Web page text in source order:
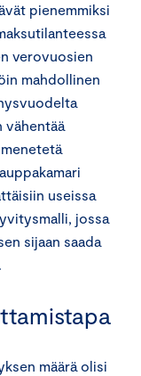
pienemmiksi
verovuosien
mahdollinen
vähentää
useissa
jossa
sijaan saada
määrä olisi